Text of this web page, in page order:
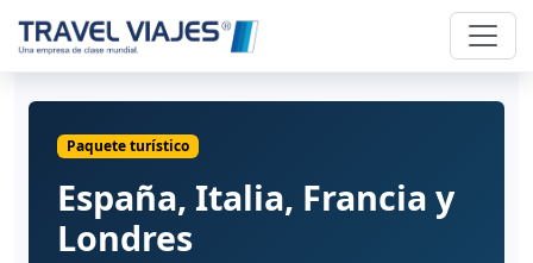
Paquete turístico
España, Italia, Francia y
Londres